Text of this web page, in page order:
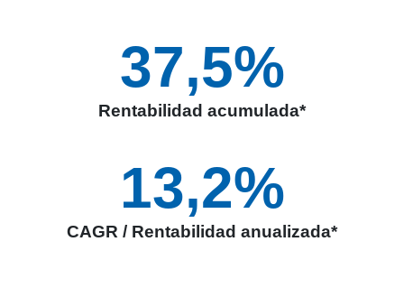
37,5%
Rentabilidad acumulada*
13,2%
CAGR / Rentabilidad anualizada*